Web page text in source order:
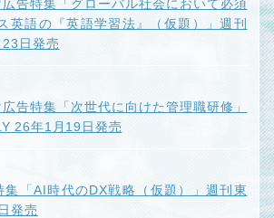
告特集「グローバル社会において必須
英語の『英語学習法』（仮題）」週刊
日発売
告特集「次世代に向けた管理職研修」
26年1月19日発売
集「AI時代のDX戦略（仮題）」週刊東
発売